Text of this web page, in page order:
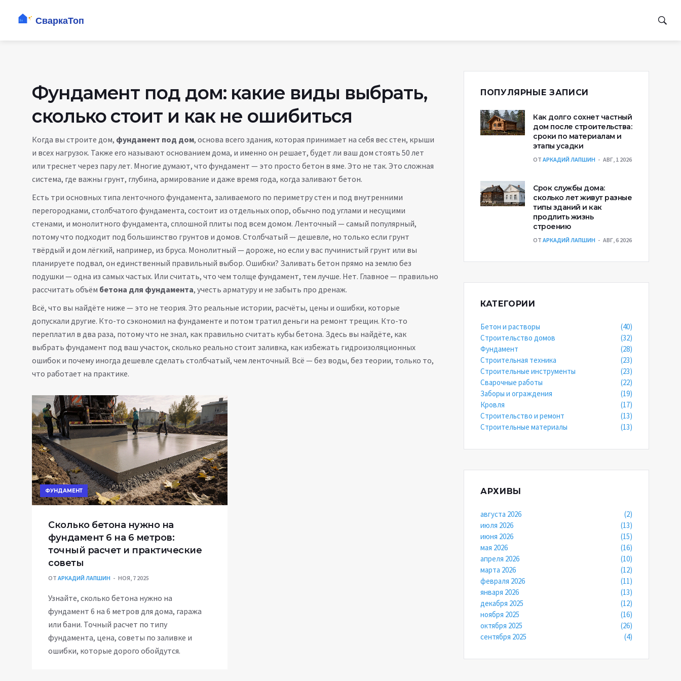
Фундамент под дом: какие виды выбрать,
сколько стоит и как не ошибиться
Когда вы строите дом, фундамент под дом, основа всего здания, которая принимает на себя вес стен, крыши
и всех нагрузок. Также его называют основанием дома, и именно он решает, будет ли ваш дом стоять 50 лет
или треснет через пару лет. Многие думают, что фундамент — это просто бетон в яме. Это не так. Это сложная
система, где важны грунт, глубина, армирование и даже время года, когда заливают бетон.
Есть три основных типа ленточного фундамента, заливаемого по периметру стен и под внутренними
перегородками, столбчатого фундамента, состоит из отдельных опор, обычно под углами и несущими
стенами, и монолитного фундамента, сплошной плиты под всем домом. Ленточный — самый популярный,
потому что подходит под большинство грунтов и домов. Столбчатый — дешевле, но только если грунт
твёрдый и дом лёгкий, например, из бруса. Монолитный — дороже, но если у вас пучинистый грунт или вы
планируете подвал, он единственный правильный выбор. Ошибки? Заливать бетон прямо на землю без
подушки — одна из самых частых. Или считать, что чем толще фундамент, тем лучше. Нет. Главное — правильно
рассчитать объём бетона для фундамента, учесть арматуру и не забыть про дренаж.
Всё, что вы найдёте ниже — это не теория. Это реальные истории, расчёты, цены и ошибки, которые
допускали другие. Кто-то сэкономил на фундаменте и потом тратил деньги на ремонт трещин. Кто-то
переплатил в два раза, потому что не знал, как правильно считать кубы бетона. Здесь вы найдёте, как
выбрать фундамент под ваш участок, сколько реально стоит заливка, как избежать гидроизоляционных
ошибок и почему иногда дешевле сделать столбчатый, чем ленточный. Всё — без воды, без теории, только то,
что работает на практике.
ФУНДАМЕНТ
Сколько бетона нужно на
фундамент 6 на 6 метров:
точный расчет и практические
советы
ОТ АРКАДИЙ ЛАПШИН НОЯ, 7 2025
Узнайте, сколько бетона нужно на
фундамент 6 на 6 метров для дома, гаража
или бани. Точный расчет по типу
фундамента, цена, советы по заливке и
ошибки, которые дорого обойдутся.
ПОПУЛЯРНЫЕ ЗАПИСИ
Как долго сохнет частный
дом после строительства:
сроки по материалам и
этапы усадки
ОТ АРКАДИЙ ЛАПШИН АВГ, 1 2026
Срок службы дома:
сколько лет живут разные
типы зданий и как
продлить жизнь
строению
ОТ АРКАДИЙ ЛАПШИН АВГ, 6 2026
КАТЕГОРИИ
Бетон и растворы
(40)
Строительство домов
(32)
Фундамент
(28)
Строительная техника
(23)
Строительные инструменты
(23)
Сварочные работы
(22)
Заборы и ограждения
(19)
Кровля
(17)
Строительство и ремонт
(13)
Строительные материалы
(13)
АРХИВЫ
августа 2026
(2)
июля 2026
(13)
июня 2026
(15)
мая 2026
(16)
апреля 2026
(10)
марта 2026
(12)
февраля 2026
(11)
января 2026
(13)
декабря 2025
(12)
ноября 2025
(16)
октября 2025
(26)
сентября 2025
(4)